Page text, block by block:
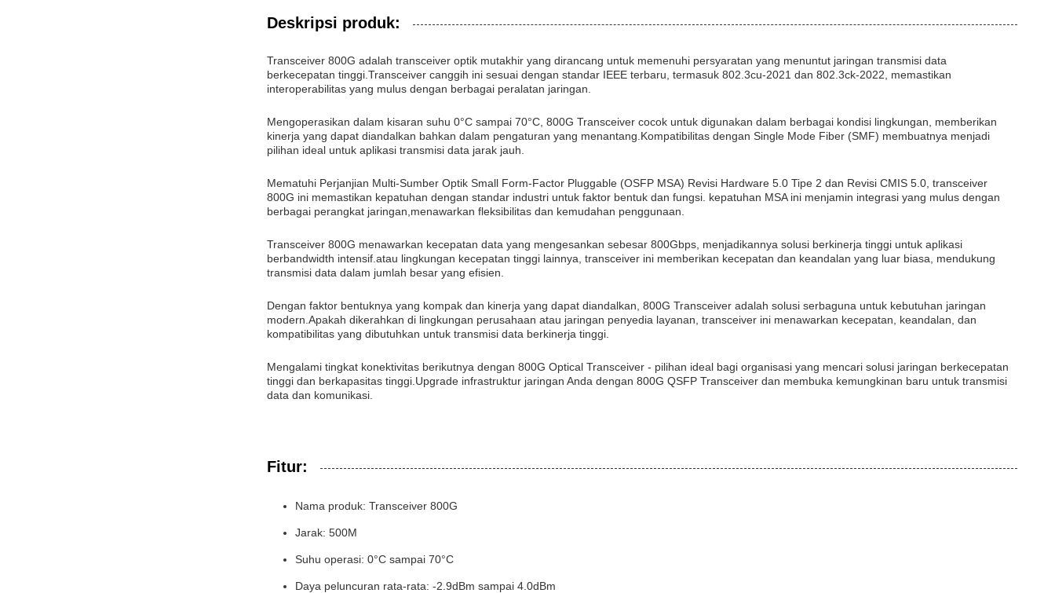
Deskripsi produk:
Transceiver 800G adalah transceiver optik mutakhir yang dirancang untuk memenuhi persyaratan yang menuntut jaringan transmisi data
berkecepatan tinggi.Transceiver canggih ini sesuai dengan standar IEEE terbaru, termasuk 802.3cu-2021 dan 802.3ck-2022, memastikan
interoperabilitas yang mulus dengan berbagai peralatan jaringan.
Mengoperasikan dalam kisaran suhu 0°C sampai 70°C, 800G Transceiver cocok untuk digunakan dalam berbagai kondisi lingkungan, memberikan
kinerja yang dapat diandalkan bahkan dalam pengaturan yang menantang.Kompatibilitas dengan Single Mode Fiber (SMF) membuatnya menjadi
pilihan ideal untuk aplikasi transmisi data jarak jauh.
Mematuhi Perjanjian Multi-Sumber Optik Small Form-Factor Pluggable (OSFP MSA) Revisi Hardware 5.0 Tipe 2 dan Revisi CMIS 5.0, transceiver
800G ini memastikan kepatuhan dengan standar industri untuk faktor bentuk dan fungsi. kepatuhan MSA ini menjamin integrasi yang mulus dengan
berbagai perangkat jaringan,menawarkan fleksibilitas dan kemudahan penggunaan.
Transceiver 800G menawarkan kecepatan data yang mengesankan sebesar 800Gbps, menjadikannya solusi berkinerja tinggi untuk aplikasi
berbandwidth intensif.atau lingkungan kecepatan tinggi lainnya, transceiver ini memberikan kecepatan dan keandalan yang luar biasa, mendukung
transmisi data dalam jumlah besar yang efisien.
Dengan faktor bentuknya yang kompak dan kinerja yang dapat diandalkan, 800G Transceiver adalah solusi serbaguna untuk kebutuhan jaringan
modern.Apakah dikerahkan di lingkungan perusahaan atau jaringan penyedia layanan, transceiver ini menawarkan kecepatan, keandalan, dan
kompatibilitas yang dibutuhkan untuk transmisi data berkinerja tinggi.
Mengalami tingkat konektivitas berikutnya dengan 800G Optical Transceiver - pilihan ideal bagi organisasi yang mencari solusi jaringan berkecepatan
tinggi dan berkapasitas tinggi.Upgrade infrastruktur jaringan Anda dengan 800G QSFP Transceiver dan membuka kemungkinan baru untuk transmisi
data dan komunikasi.
Fitur:
Nama produk: Transceiver 800G
Jarak: 500M
Suhu operasi: 0°C sampai 70°C
Daya peluncuran rata-rata: -2.9dBm sampai 4.0dBm